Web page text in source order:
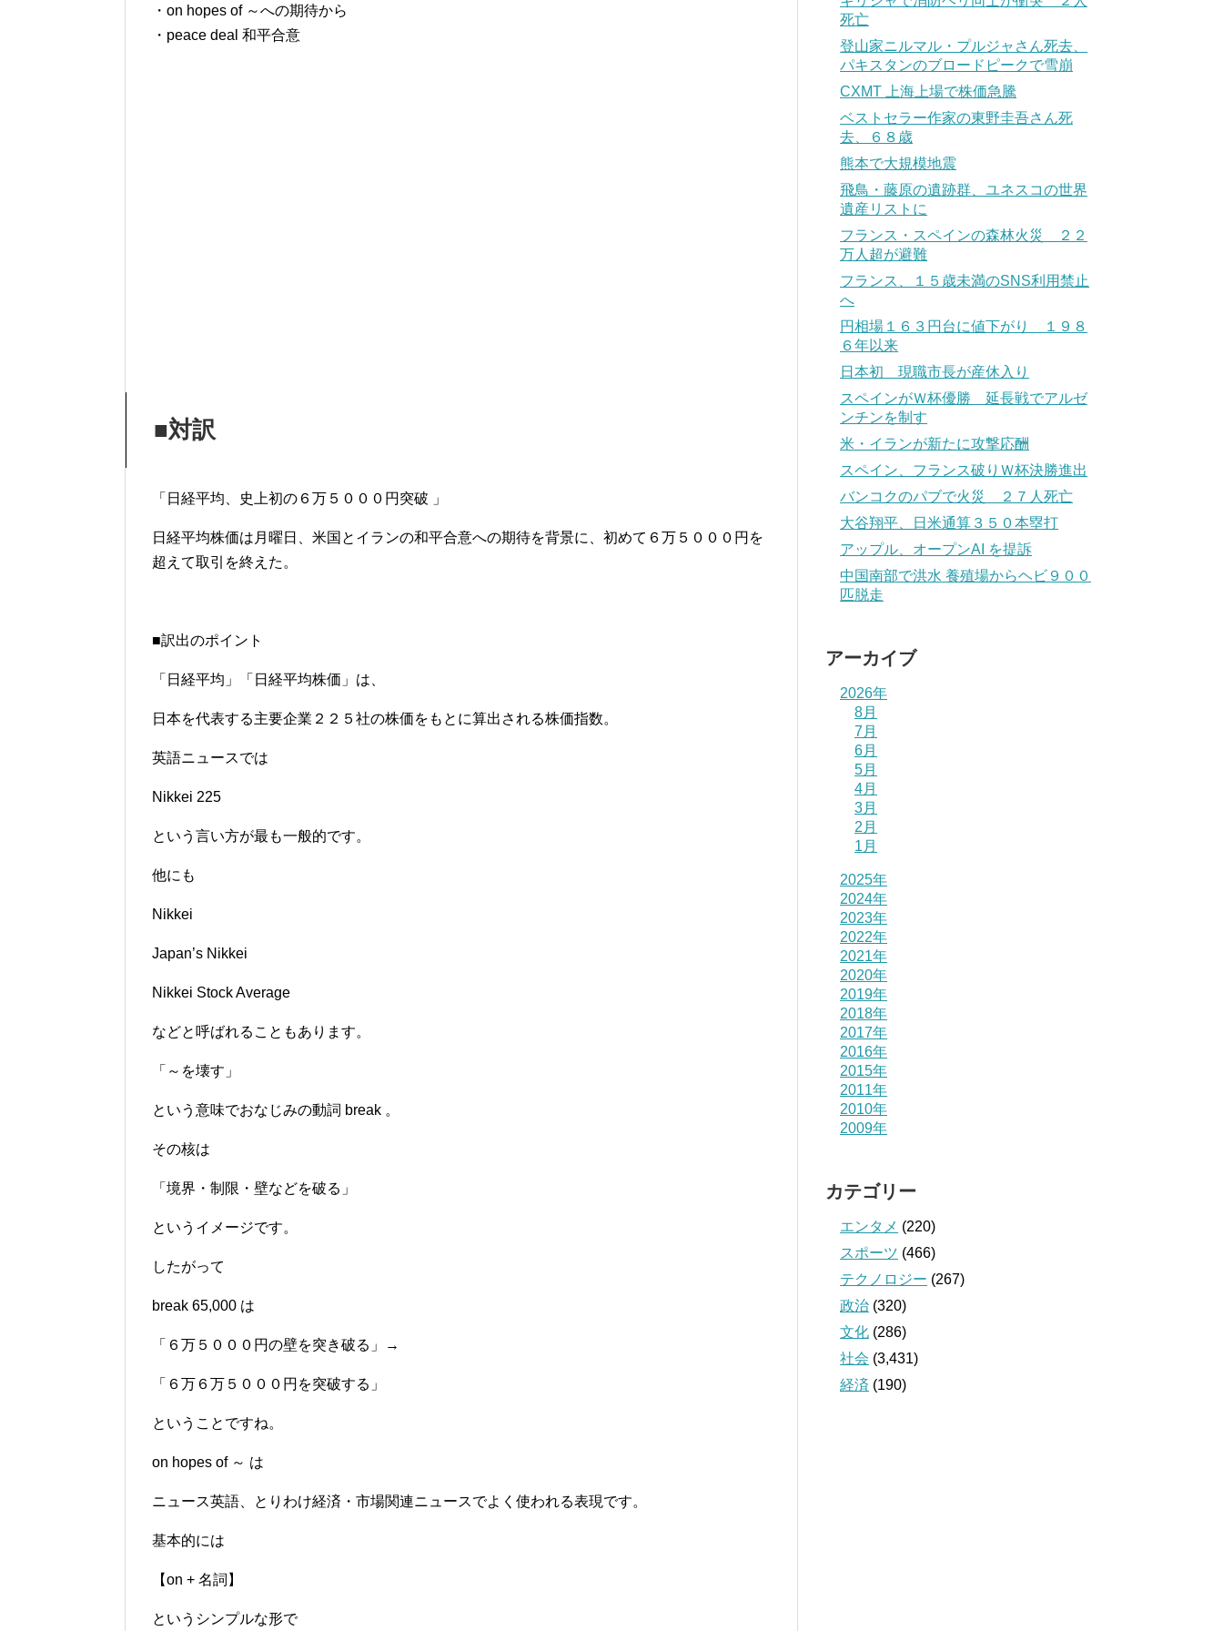
・on hopes of ～への期待から
・peace deal 和平合意
■対訳
「日経平均、史上初の６万５０００円突破 」
日経平均株価は月曜日、米国とイランの和平合意への期待を背景に、初めて６万５０００円を
超えて取引を終えた。
■訳出のポイント
「日経平均」「日経平均株価」は、
日本を代表する主要企業２２５社の株価をもとに算出される株価指数。
英語ニュースでは
Nikkei 225
という言い方が最も一般的です。
他にも
Nikkei
Japan’s Nikkei
Nikkei Stock Average
などと呼ばれることもあります。
「～を壊す」
という意味でおなじみの動詞 break 。
その核は
「境界・制限・壁などを破る」
というイメージです。
したがって
break 65,000 は
「６万５０００円の壁を突き破る」→
「６万６万５０００円を突破する」
ということですね。
on hopes of ～ は
ニュース英語、とりわけ経済・市場関連ニュースでよく使われる表現です。
基本的には
【on + 名詞】
というシンプルな形で
死亡
登山家ニルマル・プルジャさん死去、
パキスタンのブロードピークで雪崩
CXMT 上海上場で株価急騰
ベストセラー作家の東野圭吾さん死
去、６８歳
熊本で大規模地震
飛鳥・藤原の遺跡群、ユネスコの世界
遺産リストに
フランス・スペインの森林火災 ２２
万人超が避難
フランス、１５歳未満のSNS利用禁止
へ
円相場１６３円台に値下がり １９８
６年以来
日本初 現職市長が産休入り
スペインがＷ杯優勝 延長戦でアルゼ
ンチンを制す
米・イランが新たに攻撃応酬
スペイン、フランス破りＷ杯決勝進出
バンコクのパブで火災 ２７人死亡
大谷翔平、日米通算３５０本塁打
アップル、オープンAI を提訴
中国南部で洪水 養殖場からヘビ９００
匹脱走
アーカイブ
2026年
8月
7月
6月
5月
4月
3月
2月
1月
2025年
2024年
2023年
2022年
2021年
2020年
2019年
2018年
2017年
2016年
2015年
2011年
2010年
2009年
カテゴリー
エンタメ (220)
スポーツ (466)
テクノロジー (267)
政治 (320)
文化 (286)
社会 (3,431)
経済 (190)